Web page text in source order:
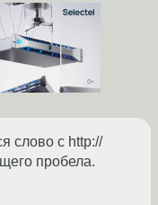
слово с http://
пробела.